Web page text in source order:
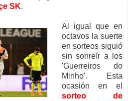
SK.
Al igual que en
octavos la suerte
en sorteos siguió
sin sonreír a los
'Guerreiros do
Minho'. Esta
ocasión en el
sorteo de